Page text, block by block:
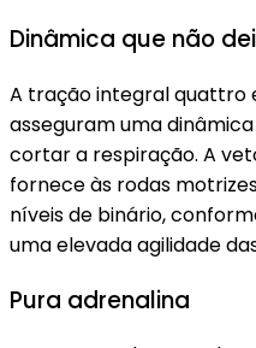
Dinâmica que não
A tração integral quattro
asseguram uma
cortar a respiração. A
fornece às rodas
níveis de binário,
uma elevada agilidade
Pura adrenalina